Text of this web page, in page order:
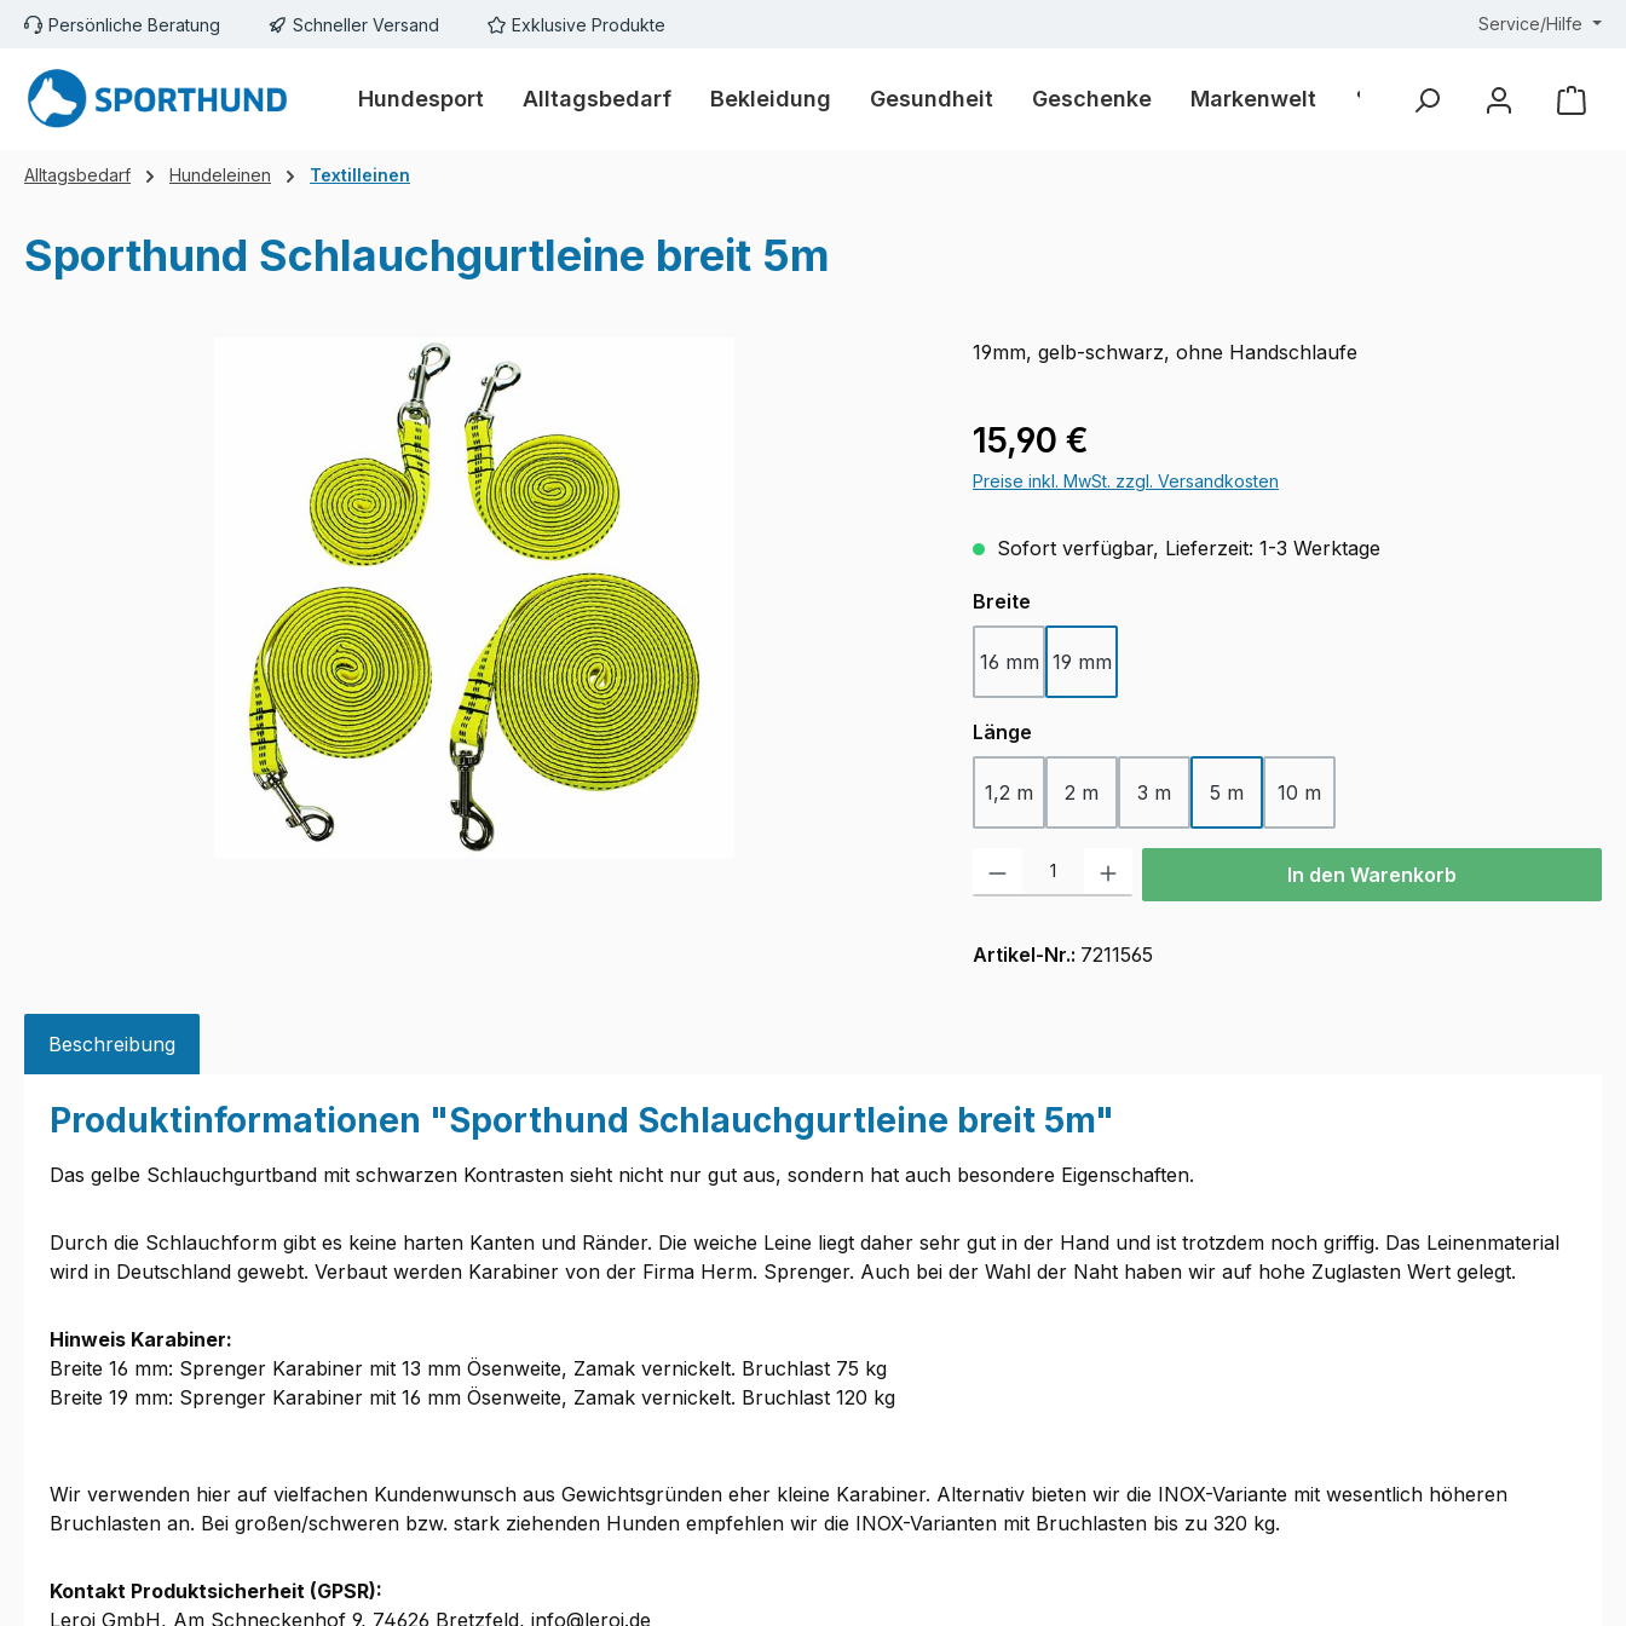
Hauptinhalt springen
Zur Suche springen
Zur Hauptnavigation springen
Persönliche Beratung Schneller Versand Exklusive Produkte Service/Hilfe
Hundesport Alltagsbedarf Bekleidung Gesundheit Geschenke Markenwelt % Outlet %
Alltagsbedarf Hundeleinen Textilleinen
Sporthund Schlauchgurtleine breit 5m
19mm, gelb-schwarz, ohne Handschlaufe
Regulärer Preis:
15,90 €
Preise inkl. MwSt. zzgl. Versandkosten
Sofort verfügbar, Lieferzeit: 1-3 Werktage
Breite
16 mm 19 mm
Länge
1,2 m 2 m 3 m 5 m 10 m
Produkt Anzahl: Gib den gewünschten Wert ein oder benutze die Schaltflächen
In den Warenkorb
Artikel-Nr.: 7211565
Beschreibung
Produktinformationen "Sporthund Schlauchgurtleine breit 5m"
Das gelbe Schlauchgurtband mit schwarzen Kontrasten sieht nicht nur gut aus, sondern hat auch besondere Eigenschaften.
Durch die Schlauchform gibt es keine harten Kanten und Ränder. Die weiche Leine liegt daher sehr gut in der Hand und ist trotzdem noch griffig. Das Leinenmaterial
wird in Deutschland gewebt. Verbaut werden Karabiner von der Firma Herm. Sprenger. Auch bei der Wahl der Naht haben wir auf hohe Zuglasten Wert gelegt.
Hinweis Karabiner:
Breite 16 mm: Sprenger Karabiner mit 13 mm Ösenweite, Zamak vernickelt. Bruchlast 75 kg
Breite 19 mm: Sprenger Karabiner mit 16 mm Ösenweite, Zamak vernickelt. Bruchlast 120 kg
Wir verwenden hier auf vielfachen Kundenwunsch aus Gewichtsgründen eher kleine Karabiner. Alternativ bieten wir die INOX-Variante mit wesentlich höheren
Bruchlasten an. Bei großen/schweren bzw. stark ziehenden Hunden empfehlen wir die INOX-Varianten mit Bruchlasten bis zu 320 kg.
Kontakt Produktsicherheit (GPSR):
Leroi GmbH, Am Schneckenhof 9, 74626 Bretzfeld, info@leroi.de